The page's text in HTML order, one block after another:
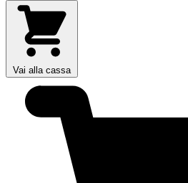
Vai alla cassa